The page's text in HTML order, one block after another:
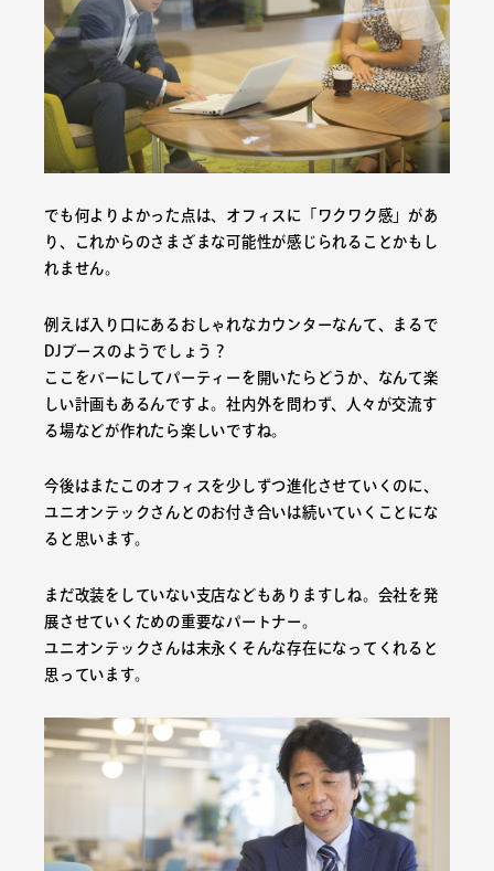
でも何よりよかった点は、オフィスに「ワクワク感」があ
り、これからのさまざまな可能性が感じられることかもし
れません。
例えば入り口にあるおしゃれなカウンターなんて、まるで
DJブースのようでしょう？
ここをバーにしてパーティーを開いたらどうか、なんて楽
しい計画もあるんですよ。社内外を問わず、人々が交流す
る場などが作れたら楽しいですね。
今後はまたこのオフィスを少しずつ進化させていくのに、
ユニオンテックさんとのお付き合いは続いていくことにな
ると思います。
まだ改装をしていない支店などもありますしね。会社を発
展させていくための重要なパートナー。
ユニオンテックさんは末永くそんな存在になってくれると
思っています。